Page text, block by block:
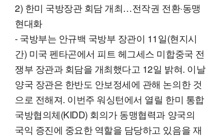
2) 한미 국방장관 회담 개최…전작권 전환·동맹
현대화
- 국방부는 안규백 국방부 장관이 11일(현지시
간) 미국 펜타곤에서 피트 헤그세스 미합중국 전
쟁부 장관과 회담을 개최했다고 12일 밝혀. 이날
양국 장관은 한반도 안보정세에 관해 논의한 것
으로 전해져. 이번주 워싱턴에서 열릴 한미 통합
국방협의체(KIDD) 회의가 동맹협력과 양국의
국익 증진에 중요한 역할을 담당하고 있음을 재